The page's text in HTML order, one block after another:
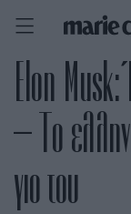
Elon
– Το
γιο του